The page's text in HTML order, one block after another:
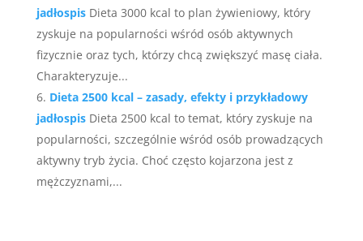
jadłospis Dieta 3000 kcal to plan żywieniowy, który
zyskuje na popularności wśród osób aktywnych
fizycznie oraz tych, którzy chcą zwiększyć masę ciała.
Charakteryzuje...
Dieta 2500 kcal – zasady, efekty i przykładowy
jadłospis Dieta 2500 kcal to temat, który zyskuje na
popularności, szczególnie wśród osób prowadzących
aktywny tryb życia. Choć często kojarzona jest z
mężczyznami,...